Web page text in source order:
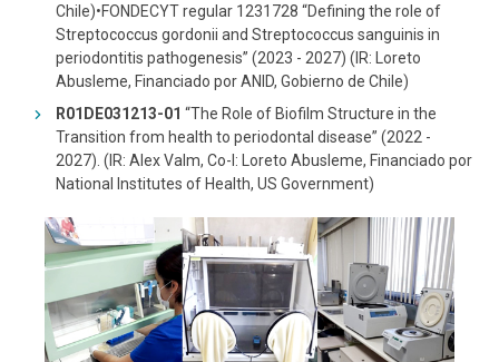
Chile)•FONDECYT regular 1231728 “Defining the role of
Streptococcus gordonii and Streptococcus sanguinis in
periodontitis pathogenesis” (2023 - 2027) (IR: Loreto
Abusleme, Financiado por ANID, Gobierno de Chile)
R01DE031213-01 “The Role of Biofilm Structure in the
Transition from health to periodontal disease” (2022 -
2027). (IR: Alex Valm, Co-I: Loreto Abusleme, Financiado por
National Institutes of Health, US Government)